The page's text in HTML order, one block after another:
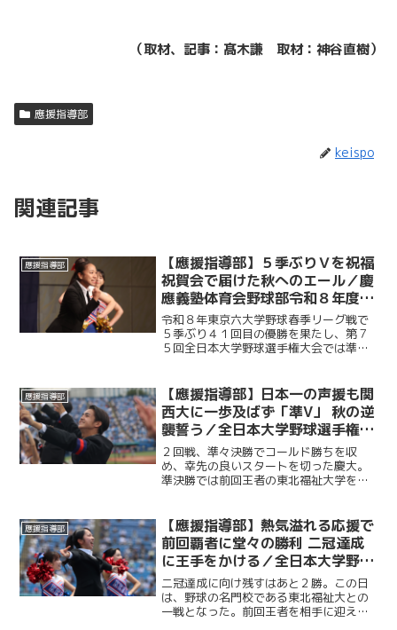
（取材、記事：髙木謙 取材：神谷直樹）
應援指導部
keispo
関連記事
應援指導部
【應援指導部】５季ぶりＶを祝福
祝賀会で届けた秋へのエール／慶
應義塾体育会野球部令和８年度東
京六大学野球春季リーグ戦優勝
祝賀会～後編～
令和８年東京六大学野球春季リーグ戦で
５季ぶり４１回目の優勝を果たし、第７
５回全日本大学野球選手権大会では準優
人が集まり、選手たちの健闘をたたえ
た。後編では應援指導部が野...
應援指導部
【應援指導部】日本一の声援も関
西大に一歩及ばず「準V」 秋の逆
襲誓う／全日本大学野球選手権大
会決勝 対関西大学戦
２回戦、準々決勝でコールド勝ちを収
め、幸先の良いスタートを切った慶大。
準決勝では前回王者の東北福祉大学を制
むこの日、応援席には多くの観客が集ま
り、熱い声援を送った。
應援指導部
【應援指導部】熱気溢れる応援で
前回覇者に堂々の勝利 二冠達成
に王手をかける／全日本大学野球
選手権準決勝 対東北福祉大学戦
二冠達成に向け残すはあと２勝。この日
は、野球の名門校である東北福祉大との
一戦となった。前回王者を相手に迎えた